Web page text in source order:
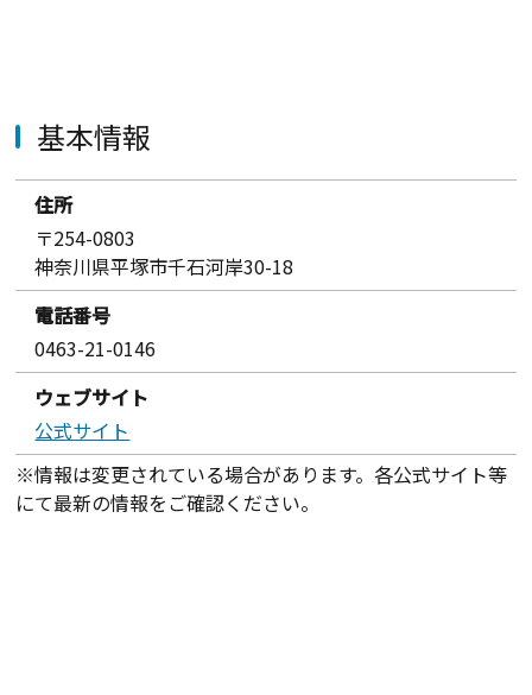
基本情報
住所
〒254-0803
神奈川県平塚市千石河岸30-18
電話番号
0463-21-0146
ウェブサイト
公式サイト
※情報は変更されている場合があります。各公式サイト等
にて最新の情報をご確認ください。